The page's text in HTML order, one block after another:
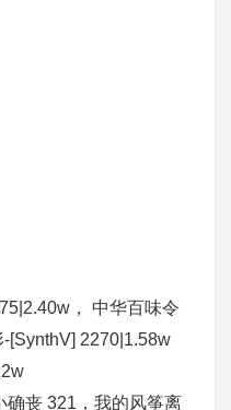
， 中华百味令
[SynthV] 2270|1.58w
确丧 321，我的风筝离